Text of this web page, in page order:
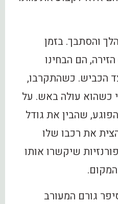
והסתבך. בזמן
הם הבחינו
הכביש. כשהתקרבו,
כשהוא עולה באש. על
שהבין את גודל
את רכבו שלו
שיקשרו אותו
גורם המעורב